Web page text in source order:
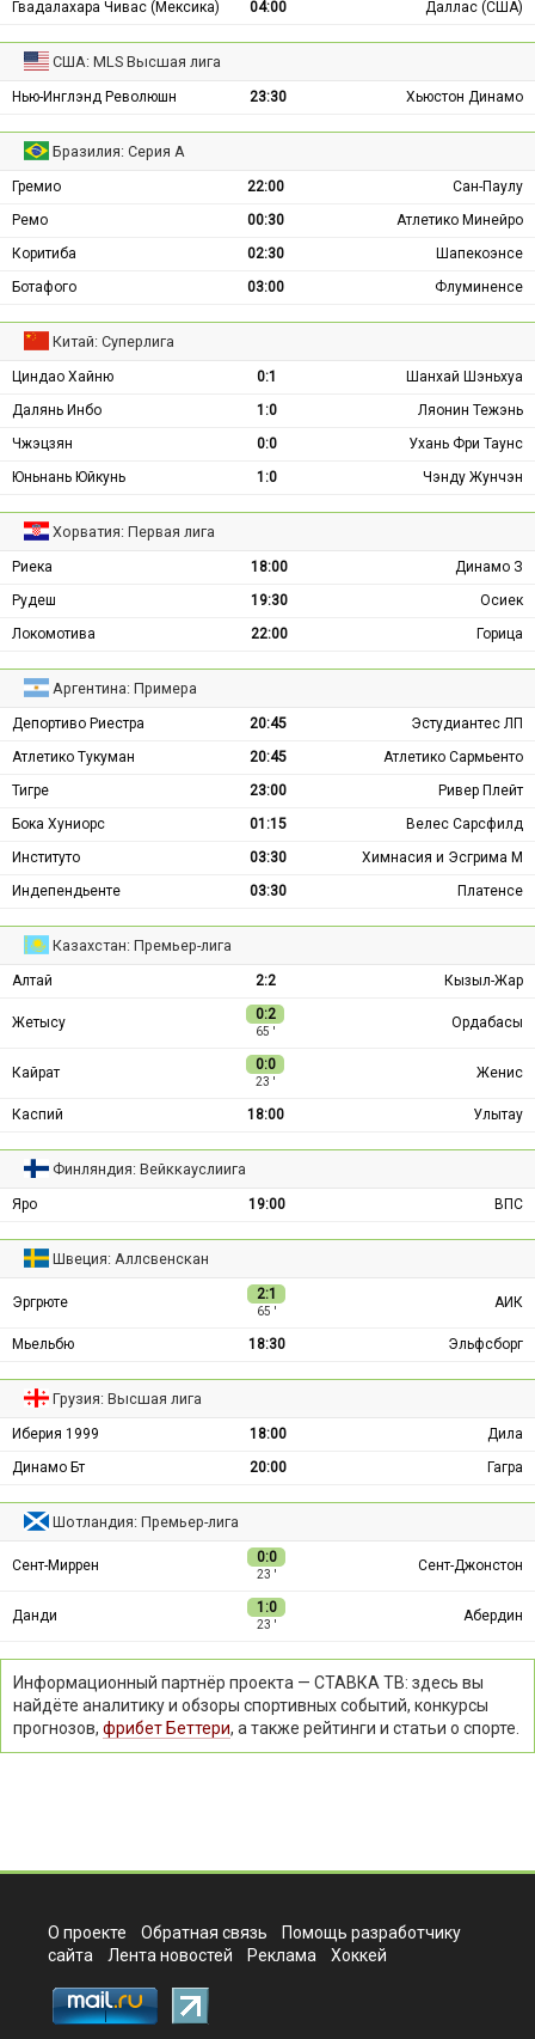
Гвадалахара Чивас (Мексика)
04:00 Даллас (США)
США: MLS Высшая лига
Нью-Инглэнд Революшн 23:30 Хьюстон Динамо
Бразилия: Серия А
Гремио 22:00
Сан-Паулу
Ремо
00:30
Атлетико Минейро
Коритиба
02:30
Шапекоэнсе
Ботафого
03:00 Флуминенсе
Китай: Суперлига
Циндао Хайню 0:1
Шанхай Шэньхуа
Далянь Инбо
1:0
Ляонин Тежэнь
Чжэцзян
0:0
Ухань Фри Таунс
Юньнань Юйкунь
1:0 Чэнду Жунчэн
Хорватия: Первая лига
Риека 18:00
Динамо З
Рудеш
19:30
Осиек
Локомотива
22:00 Горица
Аргентина: Примера
Депортиво Риестра 20:45
Эстудиантес ЛП
Атлетико Тукуман
20:45
Атлетико Сармьенто
Тигре
23:00
Ривер Плейт
Бока Хуниорс
01:15
Велес Сарсфилд
Институто
03:30
Химнасия и Эсгрима М
Индепендьенте
03:30 Платенсе
Казахстан: Премьер-лига
Алтай 2:2 Кызыл-Жар
Жетысу 0:2
65 ′
Ордабасы
Кайрат 0:0
23 ′
Женис
Каспий 18:00 Улытау
Финляндия: Вейккауслиига
Яро 19:00 ВПС
Швеция: Аллсвенскан
Эргрюте 2:1
65 ′
АИК
Мьельбю 18:30 Эльфсборг
Грузия: Высшая лига
Иберия 1999 18:00
Дила
Динамо Бт
20:00 Гагра
Шотландия: Премьер-лига
Сент-Миррен 0:0
23 ′
Сент-Джонстон
Данди 1:0
23 ′
Абердин
Информационный партнёр проекта — СТАВКА ТВ: здесь вы
найдёте аналитику и обзоры спортивных событий, конкурсы
прогнозов, фрибет Беттери, а также рейтинги и статьи о спорте.
О проекте Обратная связь
Помощь разработчику
сайта
Лента новостей Реклама Хоккей